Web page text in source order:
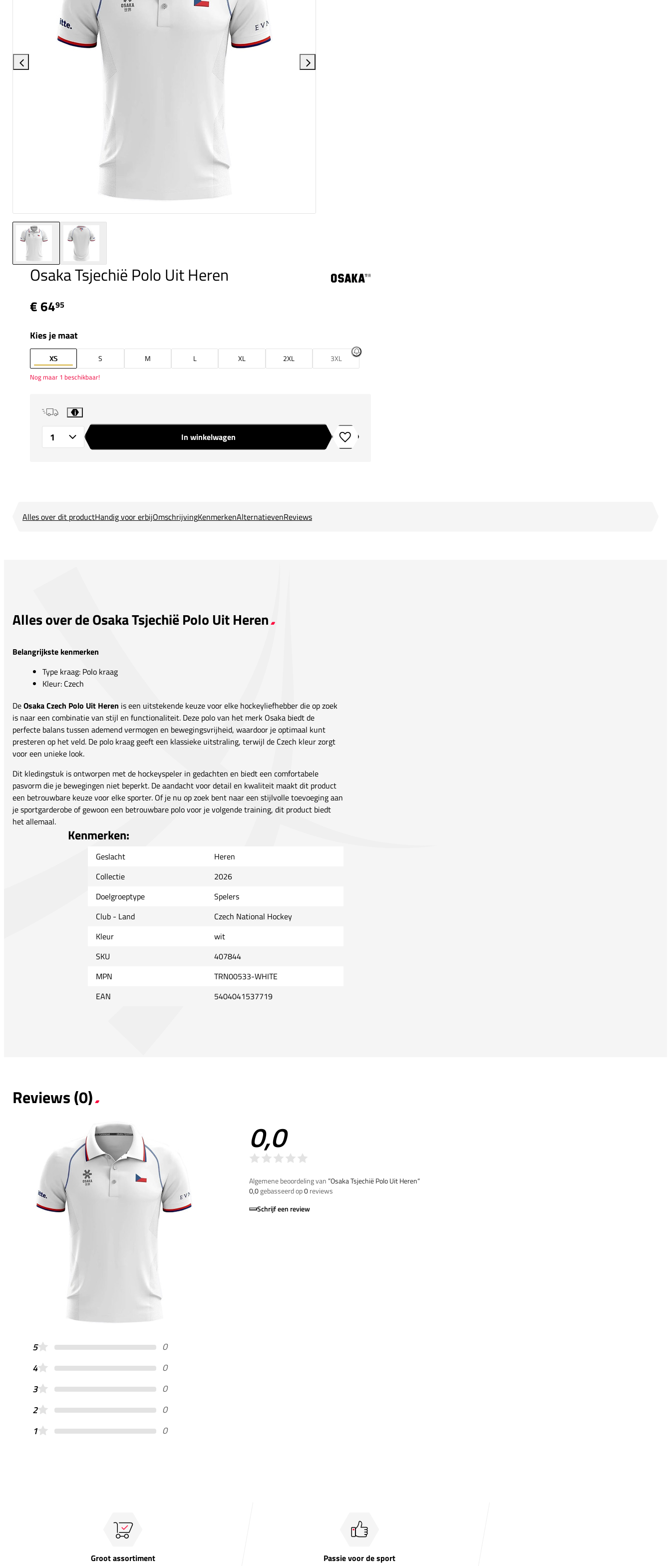
Osaka Tsjechië Polo Uit Heren
€ 6495
Kies je maat
XS S M L XL 2XL 3XL
Nog maar 1 beschikbaar!
i
In winkelwagen Toevoegen aan verlanglijstje
Alles over dit productHandig voor erbijOmschrijvingKenmerkenAlternatievenReviews
Alles over de Osaka Tsjechië Polo Uit Heren
Belangrijkste kenmerken
Type kraag: Polo kraag
Kleur: Czech
DeOsaka Czech Polo Uit Heren is een uitstekende keuze voor elke hockeyliefhebber die op zoek
is naar een combinatie van stijl en functionaliteit. Deze polo van het merk Osaka biedt de
perfecte balans tussen ademend vermogen en bewegingsvrijheid, waardoor je optimaal kunt
presteren op het veld. De polo kraag geeft een klassieke uitstraling, terwijl de Czech kleur zorgt
voor een unieke look.
Dit kledingstuk is ontworpen met de hockeyspeler in gedachten en biedt een comfortabele
pasvorm die je bewegingen niet beperkt. De aandacht voor detail en kwaliteit maakt dit product
een betrouwbare keuze voor elke sporter. Of je nu op zoek bent naar een stijlvolle toevoeging aan
je sportgarderobe of gewoon een betrouwbare polo voor je volgende training, dit product biedt
het allemaal.
Kenmerken:
Geslacht
Heren
Collectie
2026
Doelgroeptype
Spelers
Club - Land
Czech National Hockey
Kleur
wit
SKU
407844
MPN
TRN00533-WHITE
EAN
5404041537719
Reviews (0)
0,0
Algemene beoordeling van”Osaka Tsjechië Polo Uit Heren“
0,0gebasseerd op0reviews
Schrijf een review
5
0
4
0
3
0
2
0
1
0
Groot assortiment Passie voor de sport